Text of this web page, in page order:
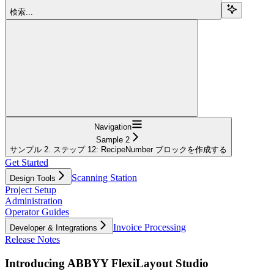
検索...
Navigation
Sample 2
サンプル 2. ステップ 12: RecipeNumber ブロックを作成する
Get Started
Design Tools
Scanning Station
Project Setup
Administration
Operator Guides
Developer & Integrations
Invoice Processing
Release Notes
Introducing ABBYY FlexiLayout Studio